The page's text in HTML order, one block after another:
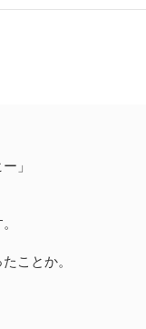
」
ことか。